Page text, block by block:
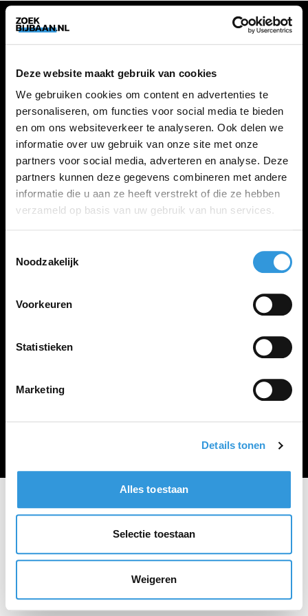
Deze website maakt gebruik van cookies
We gebruiken cookies om content en advertenties te
personaliseren, om functies voor social media te bieden
en om ons websiteverkeer te analyseren. Ook delen we
informatie over uw gebruik van onze site met onze
partners voor social media, adverteren en analyse. Deze
partners kunnen deze gegevens combineren met andere
informatie die u aan ze heeft verstrekt of die ze hebben
verzameld op basis van uw gebruik van hun services.
Noodzakelijk
Voorkeuren
Statistieken
Marketing
Details tonen
Alles toestaan
Selectie toestaan
Weigeren
ZOEKBIJBAAN
FAQ
Kennis maken met MELON
VACATURES
Alle vacatures